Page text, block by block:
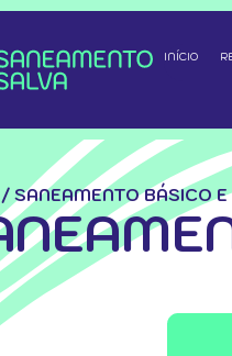
INÍCIO
/ SANEAMENTO BÁSICO